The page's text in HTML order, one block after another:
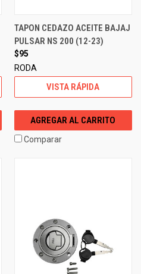
TAPON CEDAZO ACEITE BAJAJ
PULSAR NS 200 (12-23)
$95
RODA
VISTA RÁPIDA
AGREGAR AL CARRITO
Comparar